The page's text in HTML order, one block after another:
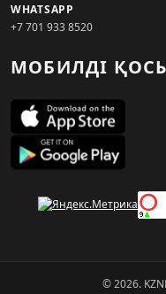
WHATSAPP
+7 701 933 8520
МОБИЛДІ
© 2026.